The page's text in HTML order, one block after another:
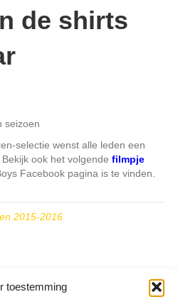
toestemming
de shirts
selectie wenst alle leden een
ook het volgende filmpje
Facebook pagina is te vinden.
2015-2016